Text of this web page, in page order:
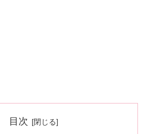
目次